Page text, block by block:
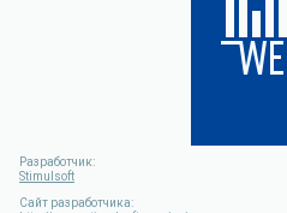
Разработчик:
Stimulsoft
Сайт разработчика: